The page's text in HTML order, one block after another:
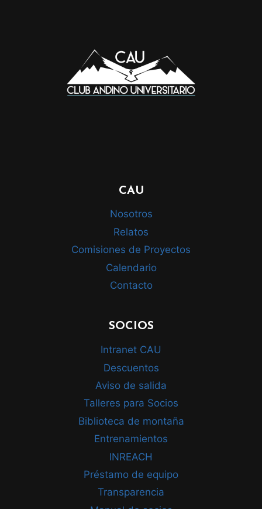
CAU
Nosotros
Relatos
Comisiones de Proyectos
Calendario
Contacto
SOCIOS
Intranet CAU
Descuentos
Aviso de salida
Talleres para Socios
Biblioteca de montaña
Entrenamientos
INREACH
Préstamo de equipo
Transparencia